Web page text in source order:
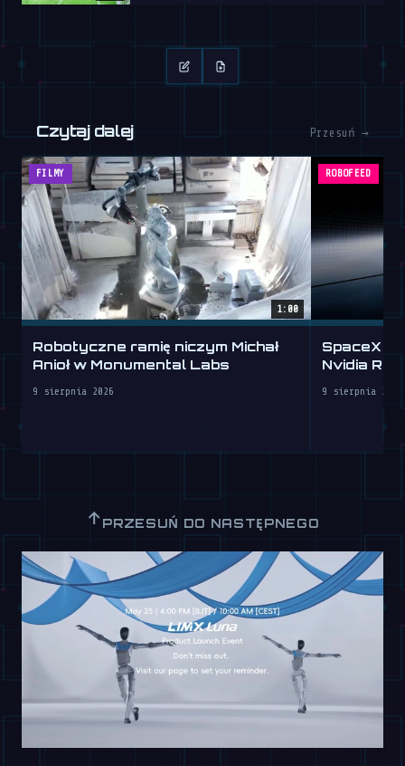
Czytaj dalej Przesuń →
FILMY
1:00
Robotyczne ramię niczym Michał
Anioł w Monumental Labs
9 sierpnia 2026
ROBOFEED
SpaceX
Nvidia
9 sierpnia 2026
↑PRZESUŃ DO NASTĘPNEGO